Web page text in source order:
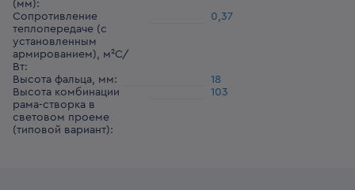
(мм):
Сопротивление
теплопередаче (с
установленным
армированием), м²С/
Вт:
0,37
Высота фальца, мм:
18
Высота комбинации
рама-створка в
световом проеме
(типовой вариант):
103